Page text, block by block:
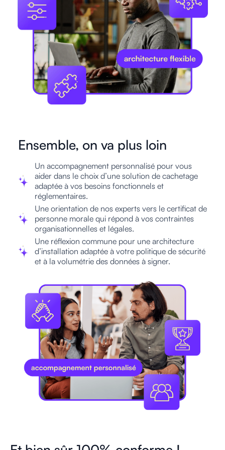
Ensemble, on va plus loin
Un accompagnement personnalisé pour vous
aider dans le choix d’une solution de cachetage
adaptée à vos besoins fonctionnels et
réglementaires.
Une orientation de nos experts vers le certificat de
personne morale qui répond à vos contraintes
organisationnelles et légales.
Une réflexion commune pour une architecture
d’installation adaptée à votre politique de sécurité
et à la volumétrie des données à signer.